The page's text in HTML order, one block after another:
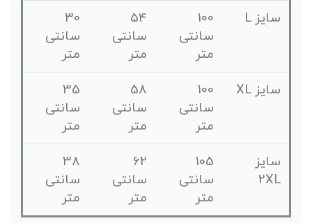
سایز L
سانتی
سانتی
سانتی
سایز XL
سانتی
سانتی
سانتی
سایز
سانتی
سانتی
سانتی